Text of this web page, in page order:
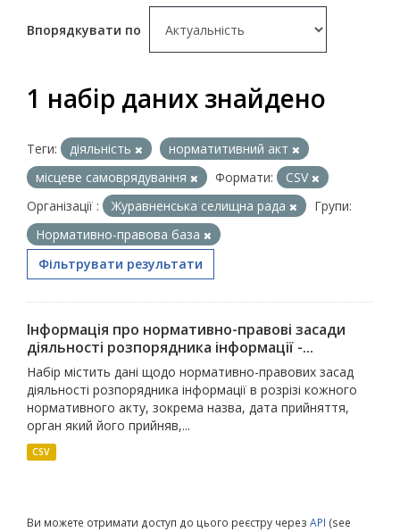
Впорядкувати по
1 набір даних знайдено
Теги: діяльність
норматитивний акт
місцеве самоврядування
Формати:
CSV
Організації :
Журавненська селищна рада
Групи:
Нормативно-правова база
Фільтрувати результати
Інформація про нормативно-правові засади
діяльності розпорядника інформації -...
Набір містить дані щодо нормативно-правових засад
діяльності розпорядника інформації в розрізі кожного
нормативного акту, зокрема назва, дата прийняття,
орган який його прийняв,...
CSV
Ви можете отримати доступ до цього реєстру через API (see